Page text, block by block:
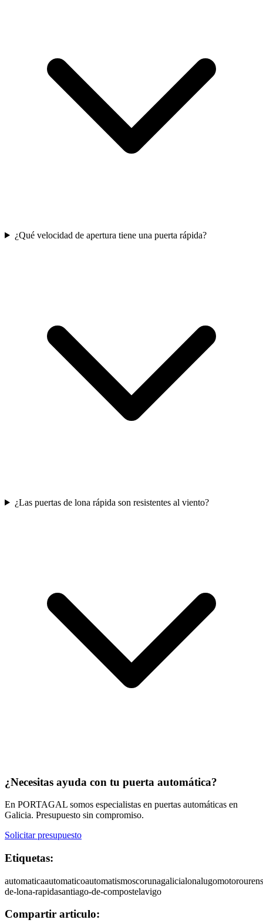
¿Qué velocidad de apertura tiene una puerta rápida?
¿Las puertas de lona rápida son resistentes al viento?
¿Necesitas ayuda con tu puerta automática?
En PORTAGAL somos especialistas en puertas automáticas en
Galicia. Presupuesto sin compromiso.
Solicitar presupuesto
Etiquetas:
automaticaautomaticoautomatismoscorunagalicialonalugomotor
de-lona-rapidasantiago-de-compostelavigo
Compartir articulo: